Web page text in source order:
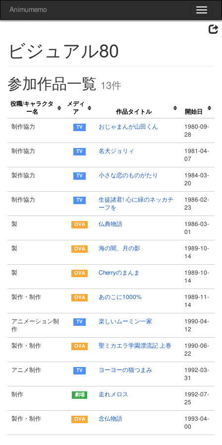
Toggle
Animumemo
ビジュアル80
参加作品一覧 13件
役職/キャラクタ
ー名
メディ
ア
作品タイトル 開始日
制作協力 おじゃまんが山田くん
1980-09-
28
制作協力 名犬ジョリィ
1981-04-
07
製作協力 小さな恋のものがたり
1984-03-
20
制作協力
生徒諸君! 心に緑のネッカチ
ーフを
1986-02-
23
製 仏典物語
1986-03-
01
製 海の闇、月の影
1989-10-
14
製 Cherryのまんま
1989-10-
14
製作・制作 あのこに1000%
1989-11-
14
アニメーション制
作
楽しいムーミン一家
1990-04-
12
製作・制作 聖ミカエラ学園漂流記 上巻
1990-06-
22
アニメ制作 ヨーヨーの猫つまみ
1992-03-
31
制作 走れメロス
1992-07-
25
製作・制作 念仏物語
1993-04-
00